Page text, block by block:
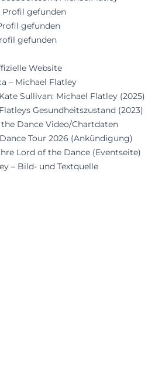
Profil gefunden
gefunden
gefunden
Website
– Michael Flatley
Sullivan: Michael Flatley (2025)
Gesundheitszustand (2023)
Dance Video/Chartdaten
Tour 2026 (Ankündigung)
Lord of the Dance (Eventseite)
– Bild- und Textquelle